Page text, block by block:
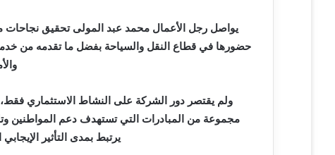
حضورها في قطاع النقل والسياحة بفضل ما تقدمه من
ولم يقتصر دور الشركة على النشاط الاستثماري
مجموعة من المبادرات التي تستهدف دعم المواطنين
يرتبط بمدى التأثير